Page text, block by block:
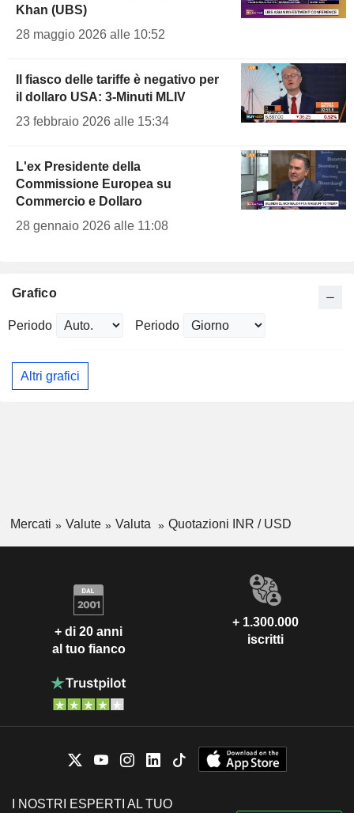
Khan (UBS)
28 maggio 2026 alle 10:52
Il fiasco delle tariffe è negativo per
il dollaro USA: 3-Minuti MLIV
23 febbraio 2026 alle 15:34
L'ex Presidente della
Commissione Europea su
Commercio e Dollaro
28 gennaio 2026 alle 11:08
Grafico
Periodo Periodo
Altri grafici
Mercati Valute Valuta Quotazioni INR / USD
+ di 20 anni
al tuo fianco
+ 1.300.000
iscritti
I NOSTRI ESPERTI AL TUO